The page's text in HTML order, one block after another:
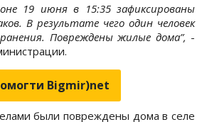
19 июня в 15:35 зафиксированы
В результате чего один человек
Повреждены жилые дома”, -
Bigmir)net
были повреждены дома в селе